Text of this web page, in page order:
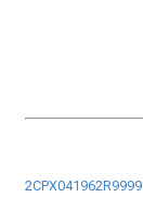
2CPX041962R9999